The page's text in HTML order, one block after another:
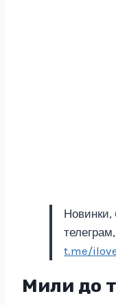
t.me/
Мили до